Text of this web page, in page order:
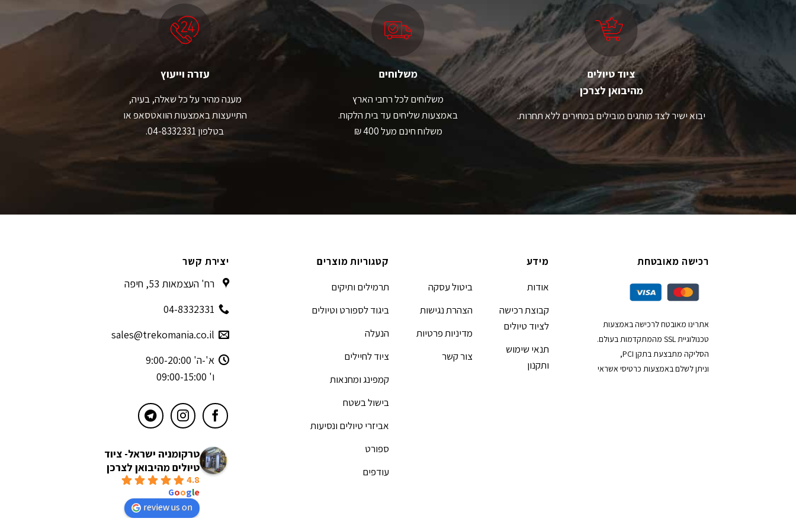
את
האפשרויות
בעמוד
המוצר
את
האפשרויות
בעמוד
המוצר
את
האפשרויות
בעמוד
את
האפשרויות
בעמוד
המוצר
את
האפשרויות
ציוד טיולים
מהיבואן לצרכן
יבוא ישיר לצד מותגים מובילים במחירים ללא תחרות.
משלוחים
משלוחים לכל רחבי הארץ
באמצעות שליחים עד בית הלקוח.
משלוח חינם מעל 400 ₪
עזרה וייעוץ
מענה מהיר על כל שאלה, בעיה,
התייעצות באמצעות הוואטסאפ או
בטלפון 04-8332331.
רכישה מאובטחת
אתרינו מאובטח לרכישה באמצעות
טכנולוגיית SSL מהמתקדמות בעולם.
הסליקה מתבצעת בתקן PCI,
וניתן לשלם באמצעות כרטיסי אשראי
מידע
אודות
קבוצת רכישה
לציוד טיולים
תנאי שימוש
ותקנון
ביטול עסקה
הצהרת נגישות
מדיניות פרטיות
צור קשר
קטגוריות מוצרים
תרמילים ותיקים
ביגוד לספורט וטיולים
הנעלה
ציוד לחיילים
קמפינג ומחנאות
בישול בשטח
אביזרי טיולים ונסיעות
ספורט
עודפים
יצירת קשר
רח' העצמאות 53, חיפה
04-8332331
sales@trekomania.co.il
א'-ה' 9:00-20:00
ו' 09:00-15:00
טרקומניה ישראל- ציוד
טיולים מהיבואן לצרכן
4.8
Google
review us on